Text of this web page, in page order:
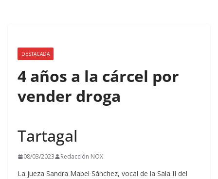
DESTACADA
4 años a la cárcel por
vender droga
Tartagal
08/03/2023 Redacción NOX
La jueza Sandra Mabel Sánchez, vocal de la Sala II del